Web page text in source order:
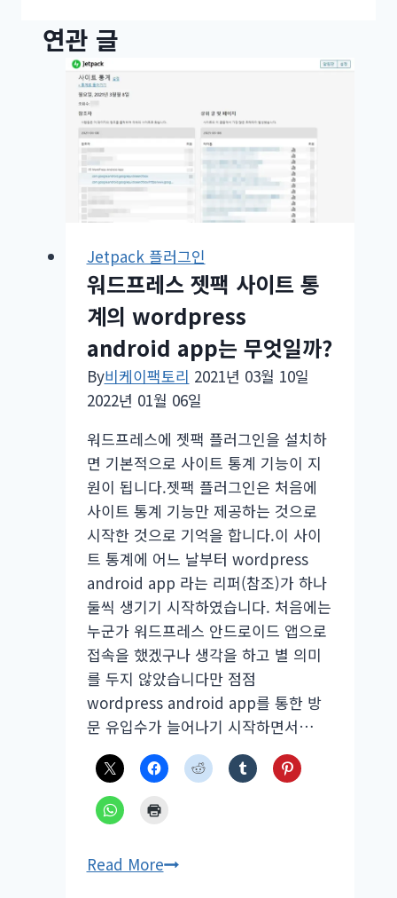
연관 글
Jetpack 플러그인
워드프레스 젯팩 사이트 통
계의 wordpress
android app는 무엇일까?
By비케이팩토리 2021년 03월 10일
2022년 01월 06일
워드프레스에 젯팩 플러그인을 설치하
면 기본적으로 사이트 통계 기능이 지
원이 됩니다.젯팩 플러그인은 처음에
사이트 통계 기능만 제공하는 것으로
시작한 것으로 기억을 합니다.이 사이
트 통계에 어느 날부터 wordpress
android app 라는 리퍼(참조)가 하나
둘씩 생기기 시작하였습니다. 처음에는
누군가 워드프레스 안드로이드 앱으로
접속을 했겠구나 생각을 하고 별 의미
를 두지 않았습니다만 점점
wordpress android app를 통한 방
문 유입수가 늘어나기 시작하면서…
Read More워